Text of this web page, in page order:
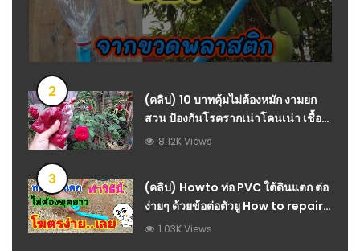
2
(คลิป) 10 บาทคุ้มไม่ต้องหมัก งามยก
สวน ป้องกันโรครากเน่าโคนเน่า เชื้อ
รา ไล่แมลง เร่งยอดใบเขียวงาม สาคู
8.12K Views
3
(คลิป) Howto ท่อ PVC ใต้ดินแตก ต่อ
ง่ายๆ ด้วยข้อต่อตัวยู How to repair
broken PVC pipes
1.03K Views